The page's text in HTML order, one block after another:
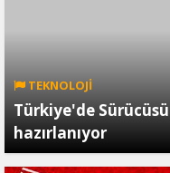
TEKNOLOJİ
Türkiye'de
hazırlanıyor